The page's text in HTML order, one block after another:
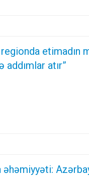
regionda etimadın
atır”